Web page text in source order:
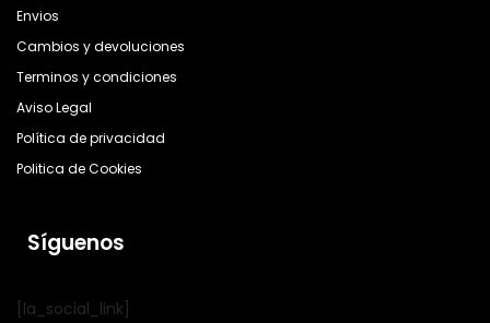
Envios
Cambios y devoluciones
Terminos y condiciones
Aviso Legal
Política de privacidad
Politica de Cookies
Síguenos
[la_social_link]